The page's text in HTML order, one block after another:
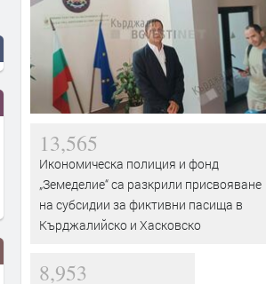
13,565
Икономическа полиция и фонд
„Земеделие“ са разкрили присвояване
на субсидии за фиктивни пасища в
Кърджалийско и Хасковско
8,953